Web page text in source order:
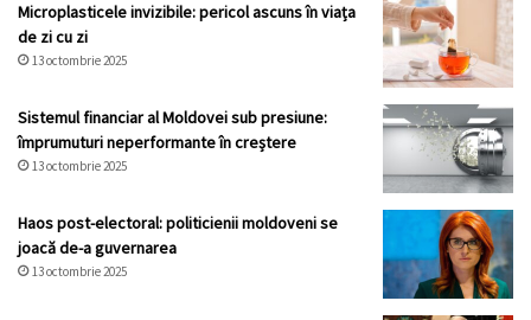
Microplasticele invizibile: pericol ascuns în viața
de zi cu zi
13 octombrie 2025
Sistemul financiar al Moldovei sub presiune:
împrumuturi neperformante în creștere
13 octombrie 2025
Haos post-electoral: politicienii moldoveni se
joacă de-a guvernarea
13 octombrie 2025